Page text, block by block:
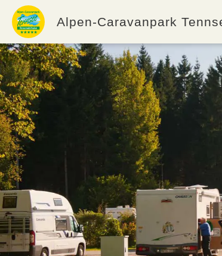
Alpen-Caravanpark